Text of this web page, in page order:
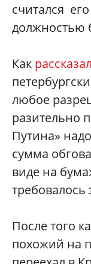
считался
должностью
Как рассказал
любое
разительно
Путина»
сумма
виде на
После того
похожий на